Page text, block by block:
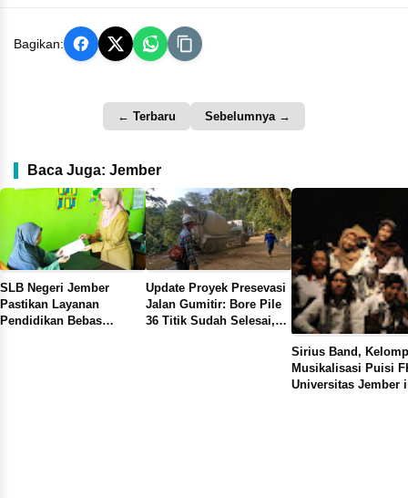
Bagikan:
← Terbaru Sebelumnya →
Baca Juga: Jember
SLB Negeri Jember
Pastikan Layanan
Pendidikan Bebas
Update Proyek Presevasi
Jalan Gumitir: Bore Pile
36 Titik Sudah Selesai,
Sirius Band,
Musikalisasi Puisi
Universitas Jember